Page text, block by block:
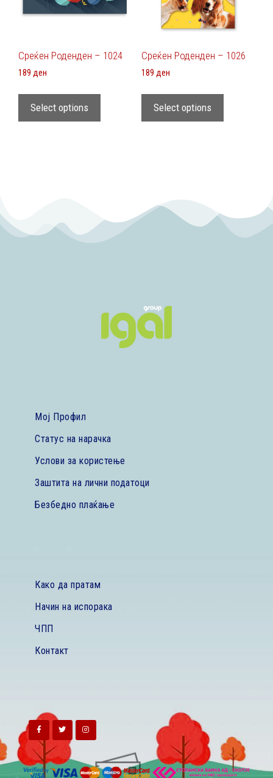
Среќен Роденден – 1024
189 ден
Select options
Среќен Роденден – 1026
189 ден
Select options
Мој Профил
Статус на нарачка
Услови за користење
Заштита на лични податоци
Безбедно плаќање
Како да пратам
Начин на испорака
ЧПП
Контакт